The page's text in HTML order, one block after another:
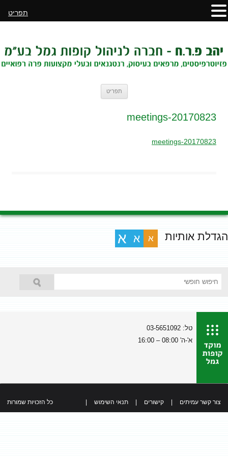
תפריט
20170823-meetings
20170823-meetings
הגדלת אותיות א א א
טל: 03-5651092
א'-ה' 08:00 – 16:00
צור קשר עמיתים קישורים תנאי השימוש כל הזכויות שמורות
תפריט